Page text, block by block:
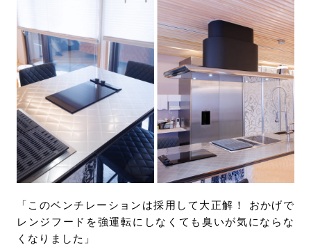
「このベンチレーションは採用して大正解！ おかげで
レンジフードを強運転にしなくても臭いが気にならな
くなりました」